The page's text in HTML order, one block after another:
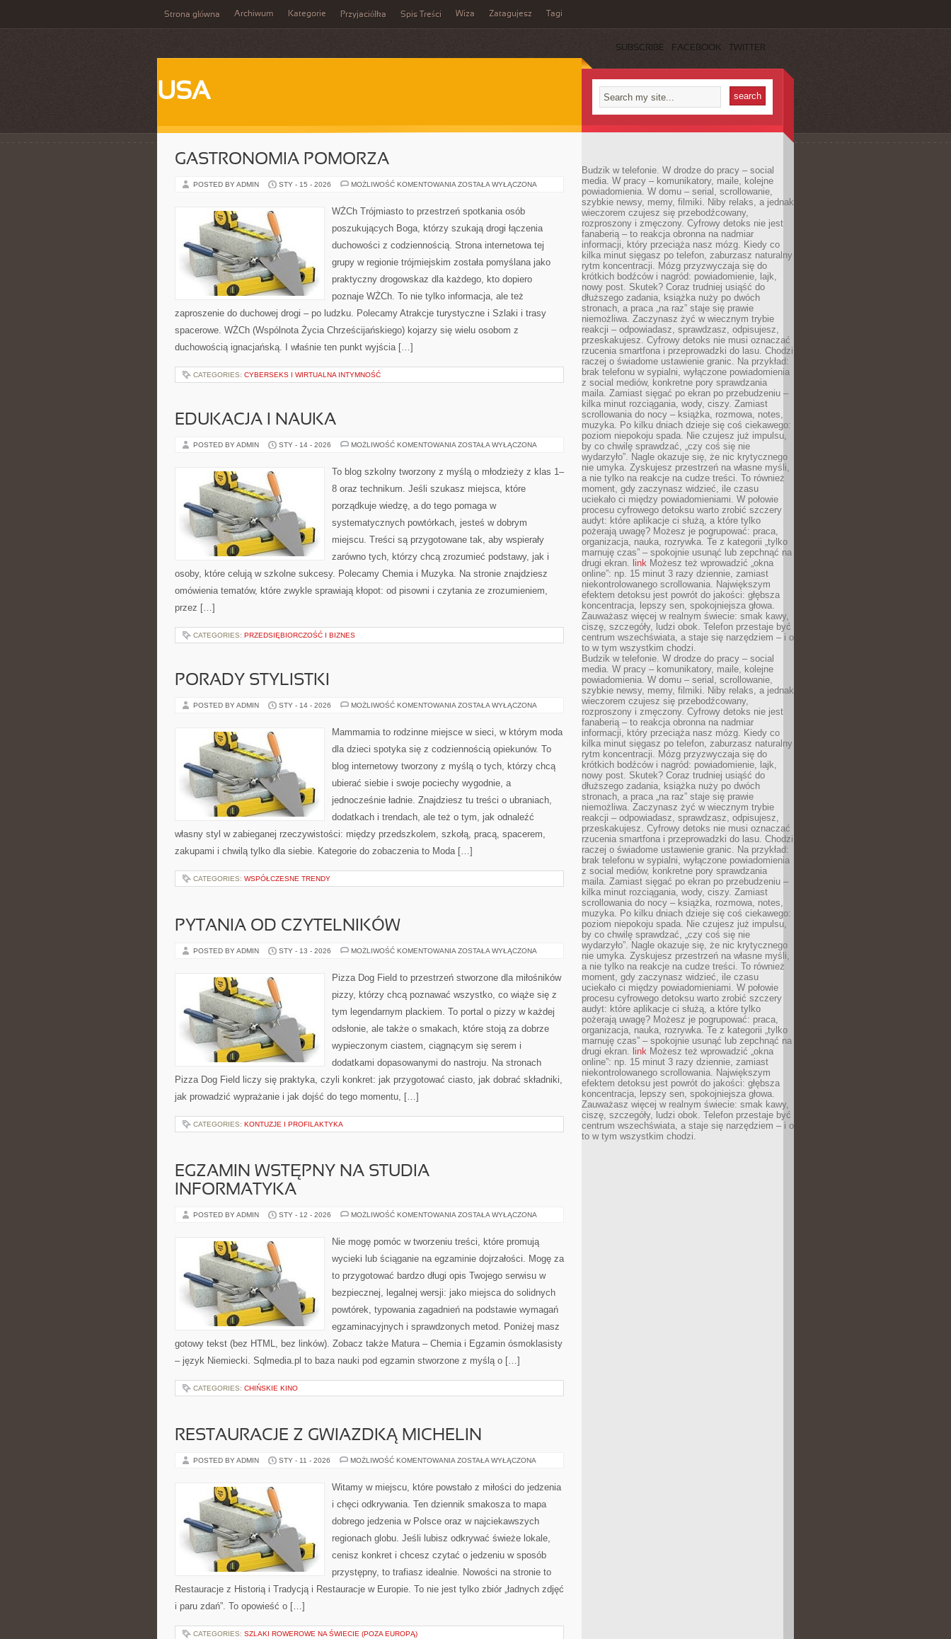
Strona główna Archiwum Kategorie Przyjaciółka Spis Treści Wiza Zatagujesz Tagi
SUBSCRIBE FACEBOOK TWITTER
USA
GASTRONOMIA POMORZA
POSTED BY ADMIN STY - 15 - 2026 MOŻLIWOŚĆ KOMENTOWANIA GASTRONOMIA
ZOSTAŁA WYŁĄCZONA
WŻCh Trójmiasto to przestrzeń spotkania osób
poszukujących Boga, którzy szukają drogi łączenia
duchowości z codziennością. Strona internetowa tej
grupy w regionie trójmiejskim została pomyślana jako
praktyczny drogowskaz dla każdego, kto dopiero
poznaje WŻCh. To nie tylko informacja, ale też
zaproszenie do duchowej drogi – po ludzku. Polecamy Atrakcje turystyczne i Szlaki i trasy
spacerowe. WŻCh (Wspólnota Życia Chrześcijańskiego) kojarzy się wielu osobom z
duchowością ignacjańską. I właśnie ten punkt wyjścia […]
CATEGORIES: CYBERSEKS I WIRTUALNA INTYMNOŚĆ
EDUKACJA I NAUKA
POSTED BY ADMIN STY - 14 - 2026 MOŻLIWOŚĆ KOMENTOWANIA EDUKACJA
ZOSTAŁA WYŁĄCZONA
To blog szkolny tworzony z myślą o młodzieży z klas 1–
8 oraz technikum. Jeśli szukasz miejsca, które
porządkuje wiedzę, a do tego pomaga w
systematycznych powtórkach, jesteś w dobrym
miejscu. Treści są przygotowane tak, aby wspierały
zarówno tych, którzy chcą zrozumieć podstawy, jak i
osoby, które celują w szkolne sukcesy. Polecamy Chemia i Muzyka. Na stronie znajdziesz
omówienia tematów, które zwykle sprawiają kłopot: od pisowni i czytania ze zrozumieniem,
przez […]
CATEGORIES: PRZEDSIĘBIORCZOŚĆ I BIZNES
PORADY STYLISTKI
POSTED BY ADMIN STY - 14 - 2026 MOŻLIWOŚĆ KOMENTOWANIA PORADY
ZOSTAŁA WYŁĄCZONA
Mammamia to rodzinne miejsce w sieci, w którym moda
dla dzieci spotyka się z codziennością opiekunów. To
blog internetowy tworzony z myślą o tych, którzy chcą
ubierać siebie i swoje pociechy wygodnie, a
jednocześnie ładnie. Znajdziesz tu treści o ubraniach,
dodatkach i trendach, ale też o tym, jak odnaleźć
własny styl w zabieganej rzeczywistości: między przedszkolem, szkołą, pracą, spacerem,
zakupami i chwilą tylko dla siebie. Kategorie do zobaczenia to Moda […]
CATEGORIES: WSPÓŁCZESNE TRENDY
PYTANIA OD CZYTELNIKÓW
POSTED BY ADMIN STY - 13 - 2026 MOŻLIWOŚĆ KOMENTOWANIA PYTANIA
ZOSTAŁA WYŁĄCZONA
Pizza Dog Field to przestrzeń stworzone dla miłośników
pizzy, którzy chcą poznawać wszystko, co wiąże się z
tym legendarnym plackiem. To portal o pizzy w każdej
odsłonie, ale także o smakach, które stoją za dobrze
wypieczonym ciastem, ciągnącym się serem i
dodatkami dopasowanymi do nastroju. Na stronach
Pizza Dog Field liczy się praktyka, czyli konkret: jak przygotować ciasto, jak dobrać składniki,
jak prowadzić wyprażanie i jak dojść do tego momentu, […]
CATEGORIES: KONTUZJE I PROFILAKTYKA
EGZAMIN WSTĘPNY NA STUDIA –
INFORMATYKA
POSTED BY ADMIN STY - 12 - 2026 MOŻLIWOŚĆ KOMENTOWANIA EGZAMIN
STUDIA
–
ZOSTAŁA WYŁĄCZONA
Nie mogę pomóc w tworzeniu treści, które promują
wycieki lub ściąganie na egzaminie dojrzałości. Mogę za
to przygotować bardzo długi opis Twojego serwisu w
bezpiecznej, legalnej wersji: jako miejsca do solidnych
powtórek, typowania zagadnień na podstawie wymagań
egzaminacyjnych i sprawdzonych metod. Poniżej masz
gotowy tekst (bez HTML, bez linków). Zobacz także Matura – Chemia i Egzamin ósmoklasisty
– język Niemiecki. Sqlmedia.pl to baza nauki pod egzamin stworzone z myślą o […]
CATEGORIES: CHIŃSKIE KINO
RESTAURACJE Z GWIAZDKĄ MICHELIN
POSTED BY ADMIN STY - 11 - 2026 MOŻLIWOŚĆ KOMENTOWANIA RESTAURACJE
MICHELIN
ZOSTAŁA WYŁĄCZONA
Witamy w miejscu, które powstało z miłości do jedzenia
i chęci odkrywania. Ten dziennik smakosza to mapa
dobrego jedzenia w Polsce oraz w najciekawszych
regionach globu. Jeśli lubisz odkrywać świeże lokale,
cenisz konkret i chcesz czytać o jedzeniu w sposób
przystępny, to trafiasz idealnie. Nowości na stronie to
Restauracje z Historią i Tradycją i Restauracje w Europie. To nie jest tylko zbiór „ładnych zdjęć
i paru zdań”. To opowieść o […]
CATEGORIES: SZLAKI ROWEROWE NA ŚWIECIE (POZA EUROPĄ)
Budzik w telefonie. W drodze do pracy – social
media. W pracy – komunikatory, maile, kolejne
powiadomienia. W domu – serial, scrollowanie,
szybkie newsy, memy, filmiki. Niby relaks, a jednak
wieczorem czujesz się przebodźcowany,
rozproszony i zmęczony. Cyfrowy detoks nie jest
fanaberią – to reakcja obronna na nadmiar
informacji, który przeciąża nasz mózg. Kiedy co
kilka minut sięgasz po telefon, zaburzasz naturalny
rytm koncentracji. Mózg przyzwyczaja się do
krótkich bodźców i nagród: powiadomienie, lajk,
nowy post. Skutek? Coraz trudniej usiąść do
dłuższego zadania, książka nuży po dwóch
stronach, a praca „na raz” staje się prawie
niemożliwa. Zaczynasz żyć w wiecznym trybie
reakcji – odpowiadasz, sprawdzasz, odpisujesz,
przeskakujesz. Cyfrowy detoks nie musi oznaczać
rzucenia smartfona i przeprowadzki do lasu. Chodzi
raczej o świadome ustawienie granic. Na przykład:
brak telefonu w sypialni, wyłączone powiadomienia
z social mediów, konkretne pory sprawdzania
maila. Zamiast sięgać po ekran po przebudzeniu –
kilka minut rozciągania, wody, ciszy. Zamiast
scrollowania do nocy – książka, rozmowa, notes,
muzyka. Po kilku dniach dzieje się coś ciekawego:
poziom niepokoju spada. Nie czujesz już impulsu,
by co chwilę sprawdzać, „czy coś się nie
wydarzyło”. Nagle okazuje się, że nic krytycznego
nie umyka. Zyskujesz przestrzeń na własne myśli,
a nie tylko na reakcje na cudze treści. To również
moment, gdy zaczynasz widzieć, ile czasu
uciekało ci między powiadomieniami. W połowie
procesu cyfrowego detoksu warto zrobić szczery
audyt: które aplikacje ci służą, a które tylko
pożerają uwagę? Możesz je pogrupować: praca,
organizacja, nauka, rozrywka. Te z kategorii „tylko
marnuję czas” – spokojnie usunąć lub zepchnąć na
drugi ekran. link Możesz też wprowadzić „okna
online”: np. 15 minut 3 razy dziennie, zamiast
niekontrolowanego scrollowania. Największym
efektem detoksu jest powrót do jakości: głębsza
koncentracja, lepszy sen, spokojniejsza głowa.
Zauważasz więcej w realnym świecie: smak kawy,
ciszę, szczegóły, ludzi obok. Telefon przestaje być
centrum wszechświata, a staje się narzędziem – i o
to w tym wszystkim chodzi.
Budzik w telefonie. W drodze do pracy – social
media. W pracy – komunikatory, maile, kolejne
powiadomienia. W domu – serial, scrollowanie,
szybkie newsy, memy, filmiki. Niby relaks, a jednak
wieczorem czujesz się przebodźcowany,
rozproszony i zmęczony. Cyfrowy detoks nie jest
fanaberią – to reakcja obronna na nadmiar
informacji, który przeciąża nasz mózg. Kiedy co
kilka minut sięgasz po telefon, zaburzasz naturalny
rytm koncentracji. Mózg przyzwyczaja się do
krótkich bodźców i nagród: powiadomienie, lajk,
nowy post. Skutek? Coraz trudniej usiąść do
dłuższego zadania, książka nuży po dwóch
stronach, a praca „na raz” staje się prawie
niemożliwa. Zaczynasz żyć w wiecznym trybie
reakcji – odpowiadasz, sprawdzasz, odpisujesz,
przeskakujesz. Cyfrowy detoks nie musi oznaczać
rzucenia smartfona i przeprowadzki do lasu. Chodzi
raczej o świadome ustawienie granic. Na przykład:
brak telefonu w sypialni, wyłączone powiadomienia
z social mediów, konkretne pory sprawdzania
maila. Zamiast sięgać po ekran po przebudzeniu –
kilka minut rozciągania, wody, ciszy. Zamiast
scrollowania do nocy – książka, rozmowa, notes,
muzyka. Po kilku dniach dzieje się coś ciekawego:
poziom niepokoju spada. Nie czujesz już impulsu,
by co chwilę sprawdzać, „czy coś się nie
wydarzyło”. Nagle okazuje się, że nic krytycznego
nie umyka. Zyskujesz przestrzeń na własne myśli,
a nie tylko na reakcje na cudze treści. To również
moment, gdy zaczynasz widzieć, ile czasu
uciekało ci między powiadomieniami. W połowie
procesu cyfrowego detoksu warto zrobić szczery
audyt: które aplikacje ci służą, a które tylko
pożerają uwagę? Możesz je pogrupować: praca,
organizacja, nauka, rozrywka. Te z kategorii „tylko
marnuję czas” – spokojnie usunąć lub zepchnąć na
drugi ekran. link Możesz też wprowadzić „okna
online”: np. 15 minut 3 razy dziennie, zamiast
niekontrolowanego scrollowania. Największym
efektem detoksu jest powrót do jakości: głębsza
koncentracja, lepszy sen, spokojniejsza głowa.
Zauważasz więcej w realnym świecie: smak kawy,
ciszę, szczegóły, ludzi obok. Telefon przestaje być
centrum wszechświata, a staje się narzędziem – i o
to w tym wszystkim chodzi.